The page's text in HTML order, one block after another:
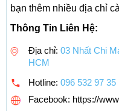
bạn thêm nhiều địa chỉ
Thông Tin Liên Hệ:
Địa chỉ: 03 Nhất Chi
HCM
Hotline: 096 532 97 35
Facebook: https://